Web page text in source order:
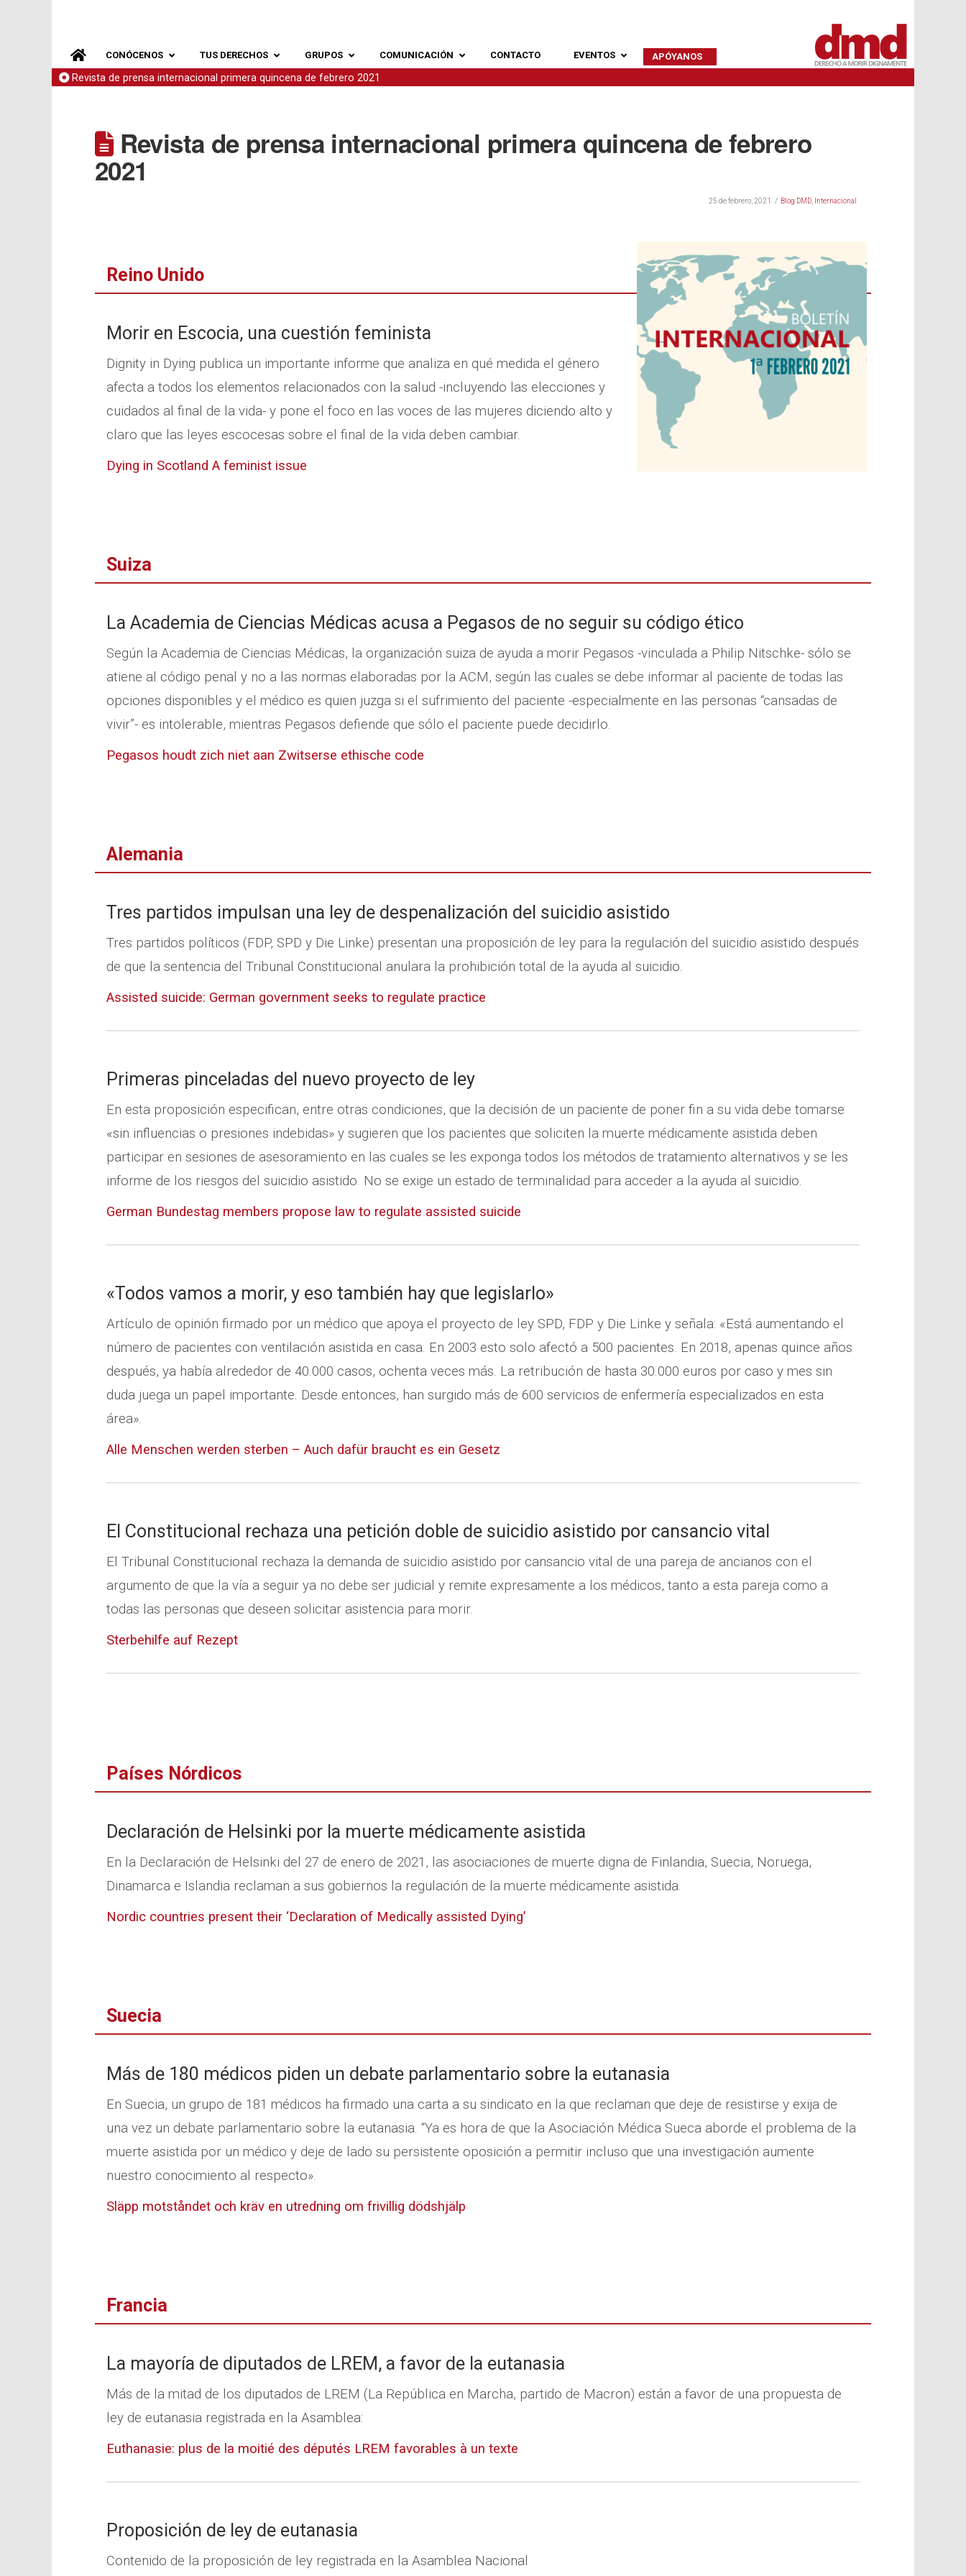
CONÓCENOS TUS DERECHOS GRUPOS COMUNICACIÓN CONTACTO EVENTOS APÓYANOS
Revista de prensa internacional primera quincena de febrero 2021
Revista de prensa internacional primera quincena de febrero
2021
25 de febrero, 2021 Blog DMD Internacional
Reino Unido
Morir en Escocia, una cuestión feminista
Dignity in Dying publica un importante informe que analiza en qué medida el género
afecta a todos los elementos relacionados con la salud -incluyendo las elecciones y
cuidados al final de la vida- y pone el foco en las voces de las mujeres diciendo alto y
claro que las leyes escocesas sobre el final de la vida deben cambiar.
Dying in Scotland A feminist issue
Suiza
La Academia de Ciencias Médicas acusa a Pegasos de no seguir su código ético
Según la Academia de Ciencias Médicas, la organización suiza de ayuda a morir Pegasos -vinculada a Philip Nitschke- sólo se
atiene al código penal y no a las normas elaboradas por la ACM, según las cuales se debe informar al paciente de todas las
opciones disponibles y el médico es quien juzga si el sufrimiento del paciente -especialmente en las personas “cansadas de
vivir”- es intolerable, mientras Pegasos defiende que sólo el paciente puede decidirlo.
Pegasos houdt zich niet aan Zwitserse ethische code
Alemania
Tres partidos impulsan una ley de despenalización del suicidio asistido
Tres partidos políticos (FDP, SPD y Die Linke) presentan una proposición de ley para la regulación del suicidio asistido después
de que la sentencia del Tribunal Constitucional anulara la prohibición total de la ayuda al suicidio.
Assisted suicide: German government seeks to regulate practice
Primeras pinceladas del nuevo proyecto de ley
En esta proposición especifican, entre otras condiciones, que la decisión de un paciente de poner fin a su vida debe tomarse
«sin influencias o presiones indebidas» y sugieren que los pacientes que soliciten la muerte médicamente asistida deben
participar en sesiones de asesoramiento en las cuales se les exponga todos los métodos de tratamiento alternativos y se les
informe de los riesgos del suicidio asistido. No se exige un estado de terminalidad para acceder a la ayuda al suicidio.
German Bundestag members propose law to regulate assisted suicide
«Todos vamos a morir, y eso también hay que legislarlo»
Artículo de opinión firmado por un médico que apoya el proyecto de ley SPD, FDP y Die Linke y señala: «Está aumentando el
número de pacientes con ventilación asistida en casa. En 2003 esto solo afectó a 500 pacientes. En 2018, apenas quince años
después, ya había alrededor de 40.000 casos, ochenta veces más. La retribución de hasta 30.000 euros por caso y mes sin
duda juega un papel importante. Desde entonces, han surgido más de 600 servicios de enfermería especializados en esta
área».
Alle Menschen werden sterben – Auch dafür braucht es ein Gesetz
El Constitucional rechaza una petición doble de suicidio asistido por cansancio vital
El Tribunal Constitucional rechaza la demanda de suicidio asistido por cansancio vital de una pareja de ancianos con el
argumento de que la vía a seguir ya no debe ser judicial y remite expresamente a los médicos, tanto a esta pareja como a
todas las personas que deseen solicitar asistencia para morir.
Sterbehilfe auf Rezept
Países Nórdicos
Declaración de Helsinki por la muerte médicamente asistida
En la Declaración de Helsinki del 27 de enero de 2021, las asociaciones de muerte digna de Finlandia, Suecia, Noruega,
Dinamarca e Islandia reclaman a sus gobiernos la regulación de la muerte médicamente asistida.
Nordic countries present their ‘Declaration of Medically assisted Dying’
Suecia
Más de 180 médicos piden un debate parlamentario sobre la eutanasia
En Suecia, un grupo de 181 médicos ha firmado una carta a su sindicato en la que reclaman que deje de resistirse y exija de
una vez un debate parlamentario sobre la eutanasia. “Ya es hora de que la Asociación Médica Sueca aborde el problema de la
muerte asistida por un médico y deje de lado su persistente oposición a permitir incluso que una investigación aumente
nuestro conocimiento al respecto».
Släpp motståndet och kräv en utredning om frivillig dödshjälp
Francia
La mayoría de diputados de LREM, a favor de la eutanasia
Más de la mitad de los diputados de LREM (La República en Marcha, partido de Macron) están a favor de una propuesta de
ley de eutanasia registrada en la Asamblea:
Euthanasie: plus de la moitié des députés LREM favorables à un texte
Proposición de ley de eutanasia
Contenido de la proposición de ley registrada en la Asamblea Nacional